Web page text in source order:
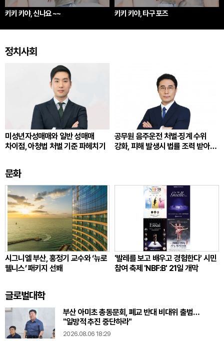
키키 키야, 신나요 ~~ 키키 키야, 타구 포즈
정치사회
미성년자성매매와 일반 성매매
차이점, 아청법 처벌 기준 파헤치기
공무원 음주운전 처벌·징계 수위
강화, 피해 발생시 법률 조력 받아
문화
시그니엘 부산, 홍정기 교수와 ‘뉴로
웰니스’ 패키지 선봬
'발레를 보고 배우고 경험한다' 시민
참여 축제 'NBF:B' 21일 개막
글로벌대학
부산 아미초 총동문회, 폐교 반대 비대위 출범…
"일방적 추진 중단하라"
2026.08.06 18:29